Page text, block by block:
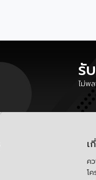
รั
ไม่พ
เ
ค
โ